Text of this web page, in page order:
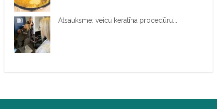
Atsauksme: veicu keratīna procedūru...